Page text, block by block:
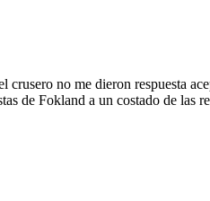
crusero no me dieron respuesta
de Fokland a un costado de las